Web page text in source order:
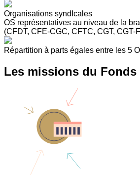
Organisations syndIcales
OS représentatives au niveau de la
(CFDT, CFE-CGC, CFTC, CGT, CGT-
Répartition à parts égales entre les 5
Les missions du Fonds